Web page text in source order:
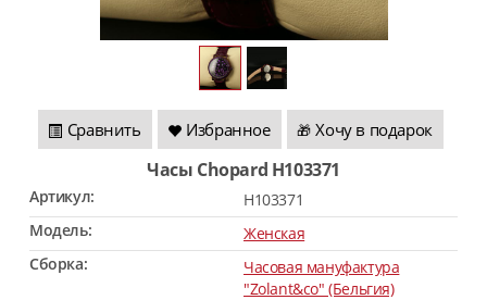
Сравнить Избранное 🎁 Хочу в подарок
Часы Chopard H103371
Артикул:
H103371
Модель:
Женская
Сборка:
Часовая мануфактура
"Zolant&co" (Бельгия)